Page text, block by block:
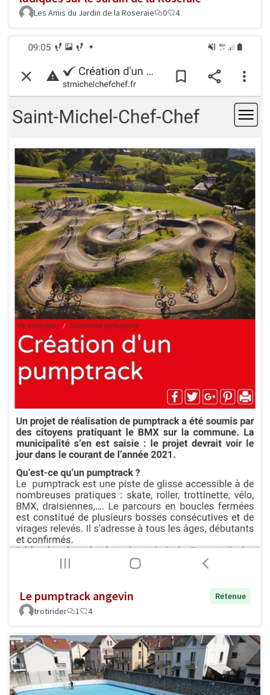
Les Amis du Jardin de la Roseraie 0 4
Le pumptrack angevin
Retenue
trotirider
1 4